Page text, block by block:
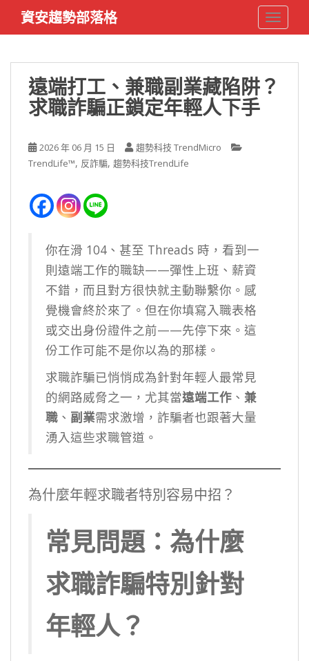
i
資安趨勢部落格
遠端打工、兼職副業藏陷阱？
求職詐騙正鎖定年輕人下手
2026 年 06 月 15 日
趨勢科技 TrendMicro
TrendLife™, 反詐騙, 趨勢科技TrendLife
你在滑 104、甚至 Threads 時，看到一
則遠端工作的職缺——彈性上班、薪資
不錯，而且對方很快就主動聯繫你。感
覺機會終於來了。但在你填寫入職表格
或交出身份證件之前——先停下來。這
份工作可能不是你以為的那樣。
求職詐騙已悄悄成為針對年輕人最常見
的網路威脅之一，尤其當遠端工作 、 兼
職 、 副業需求激增，詐騙者也跟著大量
湧入這些求職管道。
為什麼年輕求職者特別容易中招？
常見問題：為什麼
求職詐騙特別針對
年輕人？